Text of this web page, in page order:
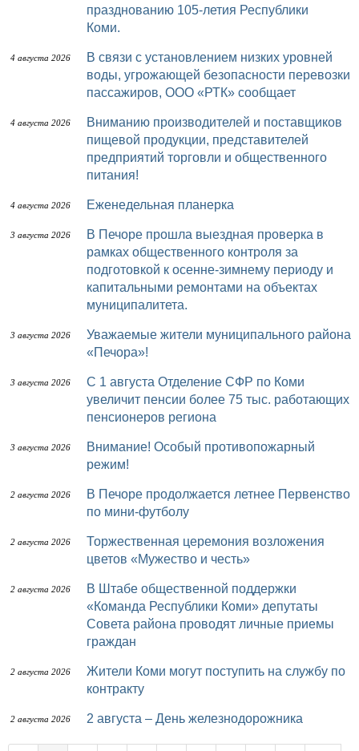
празднованию 105-летия Республики
Коми.
4 августа 2026
В связи с установлением низких уровней
воды, угрожающей безопасности перевозки
пассажиров, ООО «РТК» сообщает
4 августа 2026
Вниманию производителей и поставщиков
пищевой продукции, представителей
предприятий торговли и общественного
питания!
4 августа 2026 Еженедельная планерка
3 августа 2026
В Печоре прошла выездная проверка в
рамках общественного контроля за
подготовкой к осенне-зимнему периоду и
капитальными ремонтами на объектах
муниципалитета.
3 августа 2026
Уважаемые жители муниципального района
«Печора»!
3 августа 2026
С 1 августа Отделение СФР по Коми
увеличит пенсии более 75 тыс. работающих
пенсионеров региона
3 августа 2026
Внимание! Особый противопожарный
режим!
2 августа 2026
В Печоре продолжается летнее Первенство
по мини-футболу
2 августа 2026
Торжественная церемония возложения
цветов «Мужество и честь»
2 августа 2026
В Штабе общественной поддержки
«Команда Республики Коми» депутаты
Совета района проводят личные приемы
граждан
2 августа 2026
Жители Коми могут поступить на службу по
контракту
2 августа 2026 2 августа – День железнодорожника